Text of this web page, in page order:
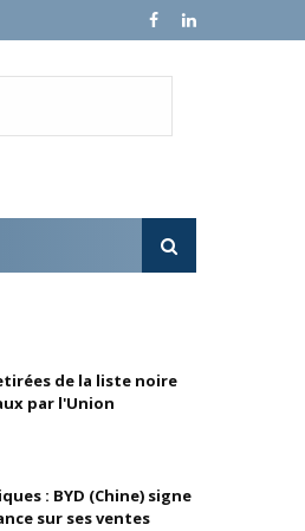
de la liste noire
par l'Union
: BYD (Chine) signe
sur ses ventes